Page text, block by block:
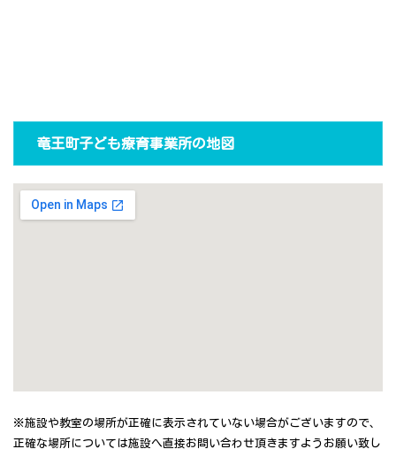
竜王町子ども療育事業所の地図
※施設や教室の場所が正確に表示されていない場合がございますので、
正確な場所については施設へ直接お問い合わせ頂きますようお願い致し